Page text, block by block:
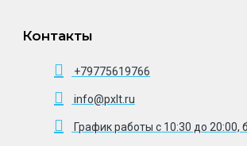
Контакты
+79775619766
info@pxlt.ru
График работы с 10:30 до 20:00,